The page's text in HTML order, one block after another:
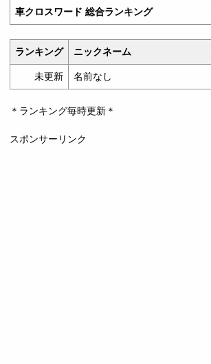
車クロスワード 総合ランキング
ランキング ニックネーム
未更新 名前なし
＊ランキング毎時更新＊
スポンサーリンク